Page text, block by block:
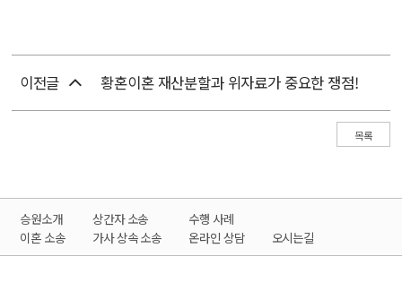
이전글 황혼이혼 재산분할과 위자료가 중요한 쟁점!
목록
승원소개
이혼 소송
상간자 소송
가사 상속 소송
수행 사례
온라인 상담
오시는길